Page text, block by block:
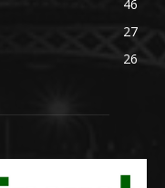
46
27
26